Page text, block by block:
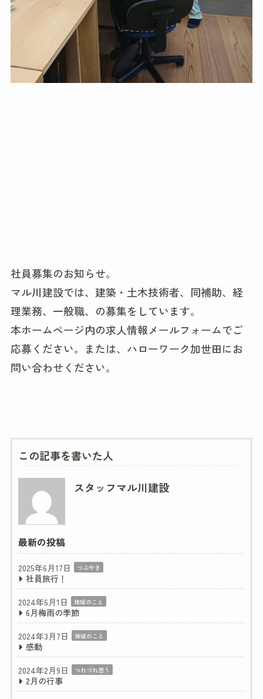
社員募集のお知らせ。
マル川建設では、建築・土木技術者、同補助、経
理業務、一般職、の募集をしています。
本ホームページ内の求人情報メールフォームでご
応募ください。または、ハローワーク加世田にお
問い合わせください。
この記事を書いた人
スタッフマル川建設
最新の投稿
2025年6月17日 つぶやき
社員旅行！
2024年6月1日
地域のこと
6月梅雨の季節
2024年3月7日
地域のこと
感動
2024年2月9日
つれづれ思う
2月の行事